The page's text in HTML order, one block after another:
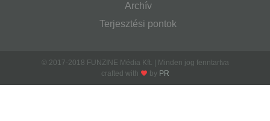
Archív
Terjesztési pontok
© 2017-2018 FUNZINE Média Kft. | Minden jog fenntartva
crafted with
by PR